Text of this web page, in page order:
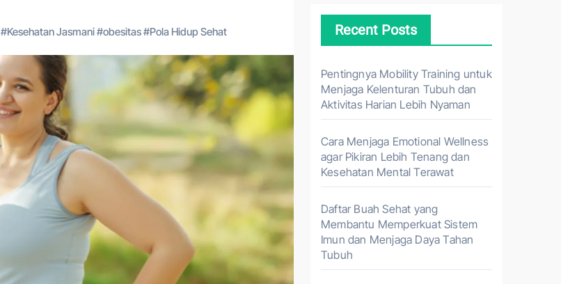
#Kesehatan Jasmani#obesitas#Pola Hidup Sehat Recent Posts
Pentingnya Mobility Training untuk
Menjaga Kelenturan Tubuh dan
Aktivitas Harian Lebih Nyaman
Cara Menjaga Emotional Wellness
agar Pikiran Lebih Tenang dan
Kesehatan Mental Terawat
Daftar Buah Sehat yang
Membantu Memperkuat Sistem
Imun dan Menjaga Daya Tahan
Tubuh